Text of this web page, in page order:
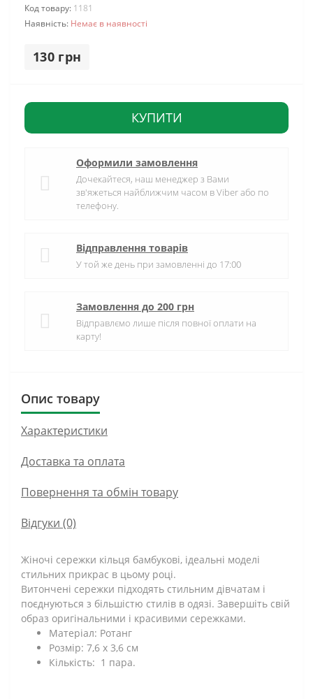
Код товару: 1181
Наявність: Немає в наявності
130 грн
КУПИТИ
Оформили замовлення
Дочекайтеся, наш менеджер з Вами
зв'яжеться найближчим часом в Viber або по
телефону.
Відправлення товарів
У той же день при замовленні до 17:00
Замовлення до 200 грн
Відправлємо лише після повної оплати на
карту!
Опис товару
Характеристики
Доставка та оплата
Повернення та обмін товару
Відгуки (0)
Жіночі сережки кільця бамбукові, ідеальні моделі
стильних прикрас в цьому році.
Витончені сережки підходять стильним дівчатам і
поєднуються з більшістю стилів в одязі. Завершіть свій
образ оригінальними і красивими сережками.
Матеріал: Ротанг
Розмір: 7,6 х 3,6 см
Кількість: 1 пара.